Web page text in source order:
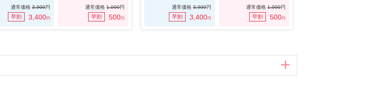
通常価格 3,900円
早割 3,400円
通常価格1,000円
早割 500円
通常価格3,900円
早割 3,400円
通常価格 1,000円
早割 500円